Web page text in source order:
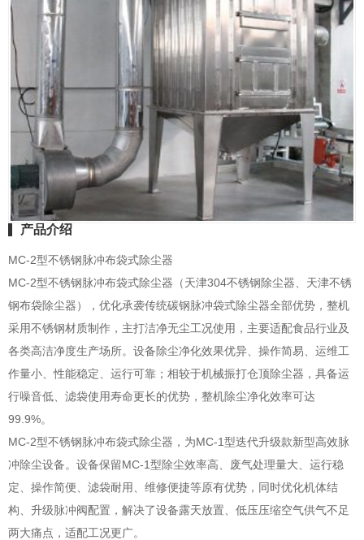
产品介绍
MC-2型不锈钢脉冲布袋式除尘器
MC-2型不锈钢脉冲布袋式除尘器（天津304不锈钢除尘器、天津不锈
钢布袋除尘器），优化承袭传统碳钢脉冲袋式除尘器全部优势，整机
采用不锈钢材质制作，主打洁净无尘工况使用，主要适配食品行业及
各类高洁净度生产场所。设备除尘净化效果优异、操作简易、运维工
作量小、性能稳定、运行可靠；相较于机械振打仓顶除尘器，具备运
行噪音低、滤袋使用寿命更长的优势，整机除尘净化效率可达
99.9%。
MC-2型不锈钢脉冲布袋式除尘器，为MC-1型迭代升级款新型高效脉
冲除尘设备。设备保留MC-1型除尘效率高、废气处理量大、运行稳
定、操作简便、滤袋耐用、维修便捷等原有优势，同时优化机体结
构、升级脉冲阀配置，解决了设备露天放置、低压压缩空气供气不足
两大痛点，适配工况更广。